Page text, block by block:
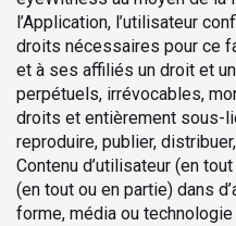
l’Application, l’utilisateur
droits nécessaires pour ce
et à ses affiliés un droit et
perpétuels, irrévocables,
droits et entièrement sous-
reproduire, publier,
Contenu d’utilisateur (en
(en tout ou en partie) dans
forme, média ou